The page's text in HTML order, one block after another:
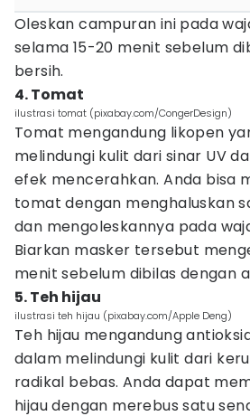
Oleskan campuran ini pada
selama 15-20 menit sebelum
bersih.
4. Tomat
ilustrasi tomat (pixabay.com/CongerDesign)
Tomat mengandung likopen
melindungi kulit dari sinar UV
efek mencerahkan. Anda bisa
tomat dengan menghaluskan
dan mengoleskannya pada
Biarkan masker tersebut
menit sebelum dibilas dengan
5. Teh hijau
ilustrasi teh hijau (pixabay.com/Apple Deng)
Teh hijau mengandung
dalam melindungi kulit dari
radikal bebas. Anda dapat
hijau dengan merebus satu